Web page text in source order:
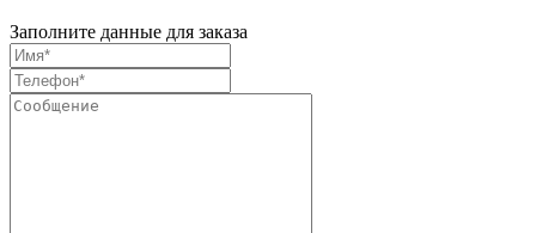
Заполните данные для заказа